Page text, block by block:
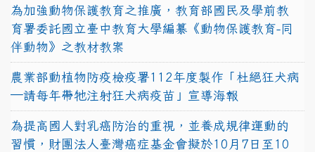
為加強動物保護教育之推廣，教育部國民及學前教
育署委託國立臺中教育大學編纂《動物保護教育-同
伴動物》之教材教案
農業部動植物防疫檢疫署112年度製作「杜絕狂犬病
—請每年帶牠注射狂犬病疫苗」宣導海報
為提高國人對乳癌防治的重視，並養成規律運動的
習慣，財團法人臺灣癌症基金會擬於10月7日至10